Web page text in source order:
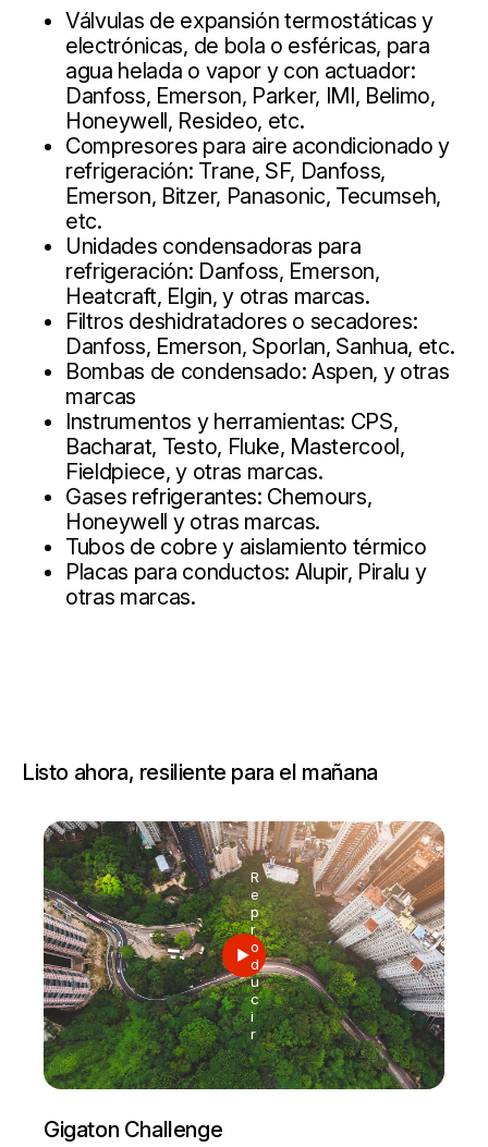
Válvulas de expansión termostáticas y
electrónicas, de bola o esféricas, para
agua helada o vapor y con actuador:
Danfoss, Emerson, Parker, IMI, Belimo,
Honeywell, Resideo, etc.
Compresores para aire acondicionado y
refrigeración: Trane, SF, Danfoss,
Emerson, Bitzer, Panasonic, Tecumseh,
etc.
Unidades condensadoras para
refrigeración: Danfoss, Emerson,
Heatcraft, Elgin, y otras marcas.
Filtros deshidratadores o secadores:
Danfoss, Emerson, Sporlan, Sanhua, etc.
Bombas de condensado: Aspen, y otras
marcas
Instrumentos y herramientas: CPS,
Bacharat, Testo, Fluke, Mastercool,
Fieldpiece, y otras marcas.
Gases refrigerantes: Chemours,
Honeywell y otras marcas.
Tubos de cobre y aislamiento térmico
Placas para conductos: Alupir, Piralu y
otras marcas.
Listo ahora, resiliente para el mañana
R
e
p
r
o
d
u
c
i
r
Gigaton Challenge